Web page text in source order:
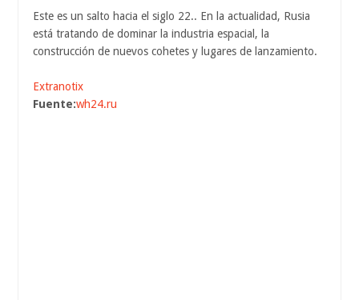
Este es un salto hacia el siglo 22.. En la actualidad, Rusia
está tratando de dominar la industria espacial, la
construcción de nuevos cohetes y lugares de lanzamiento.
Extranotix
Fuente:wh24.ru